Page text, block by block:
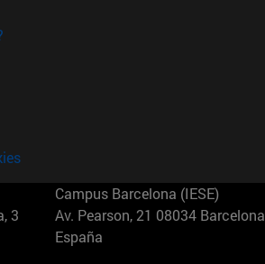
3
Campus Barcelona (IESE)
Av. Pearson, 21 08034 Barcelona
España